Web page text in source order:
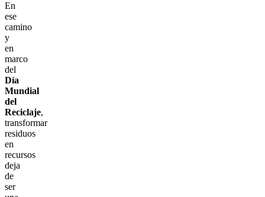
En
ese
camino
y
en
marco
del
Día
Mundial
del
Reciclaje,
transformar
residuos
en
recursos
deja
de
ser